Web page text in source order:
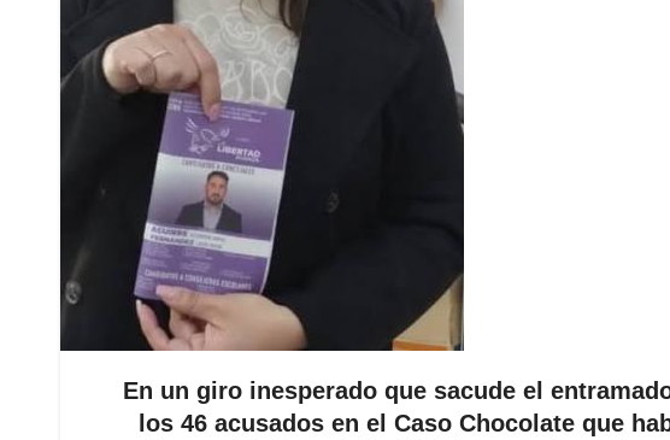
En un giro inesperado que sacude el
los 46 acusados en el Caso Chocolate que